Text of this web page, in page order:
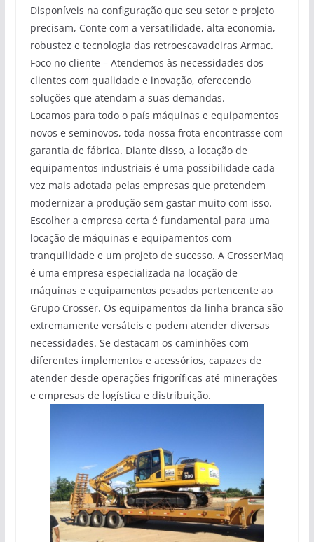
Disponíveis na configuração que seu setor e projeto
precisam, Conte com a versatilidade, alta economia,
robustez e tecnologia das retroescavadeiras Armac.
Foco no cliente – Atendemos às necessidades dos
clientes com qualidade e inovação, oferecendo
soluções que atendam a suas demandas.
Locamos para todo o país máquinas e equipamentos
novos e seminovos, toda nossa frota encontrasse com
garantia de fábrica. Diante disso, a locação de
equipamentos industriais é uma possibilidade cada
vez mais adotada pelas empresas que pretendem
modernizar a produção sem gastar muito com isso.
Escolher a empresa certa é fundamental para uma
locação de máquinas e equipamentos com
tranquilidade e um projeto de sucesso. A CrosserMaq
é uma empresa especializada na locação de
máquinas e equipamentos pesados pertencente ao
Grupo Crosser. Os equipamentos da linha branca são
extremamente versáteis e podem atender diversas
necessidades. Se destacam os caminhões com
diferentes implementos e acessórios, capazes de
atender desde operações frigoríficas até minerações
e empresas de logística e distribuição.